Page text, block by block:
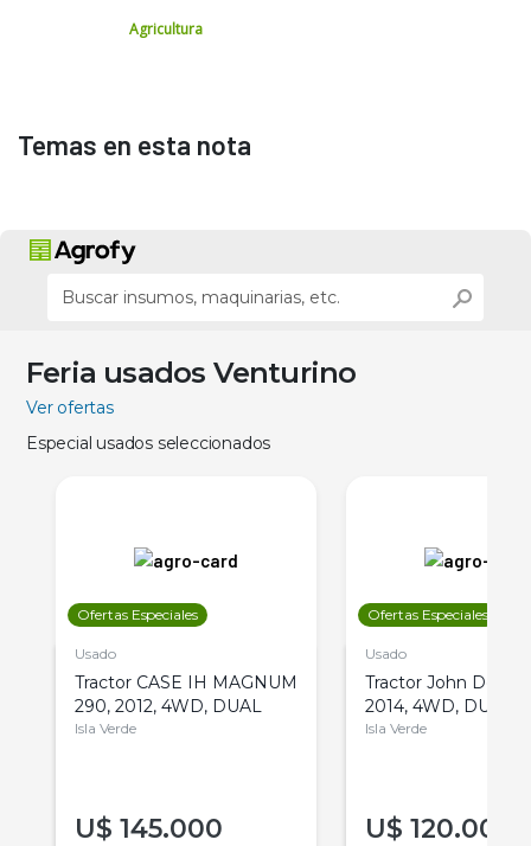
Agricultura
Temas en esta nota
Feria usados Venturino
Ver ofertas
Especial usados seleccionados
Ofertas Especiales
Usado
Tractor CASE IH MAGNUM
290, 2012, 4WD, DUAL
Isla Verde
U$ 145.000
Ofertas Especiales
Usado
Tractor John Deere
2014, 4WD, DUAL
Isla Verde
U$ 120.000